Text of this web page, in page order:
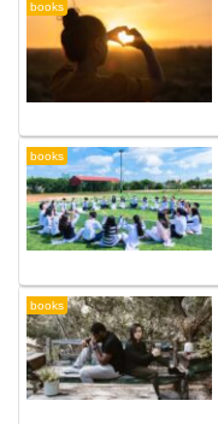
books
books
books